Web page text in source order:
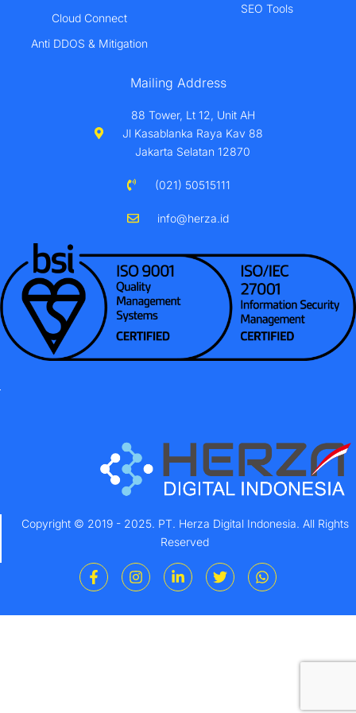
Cloud Connect
Anti DDOS & Mitigation
SEO Tools
Mailing Address
88 Tower, Lt 12, Unit AH
Jl Kasablanka Raya Kav 88
Jakarta Selatan 12870
(021) 50515111
info@herza.id
Copyright © 2019 - 2025. PT. Herza Digital Indonesia. All Rights
Reserved